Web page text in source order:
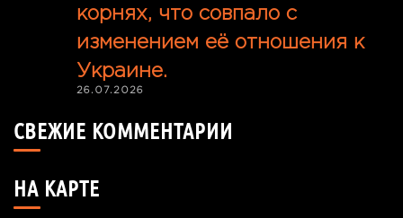
корнях, что совпало с
изменением её отношения к
Украине.
26.07.2026
СВЕЖИЕ КОММЕНТАРИИ
НА КАРТЕ